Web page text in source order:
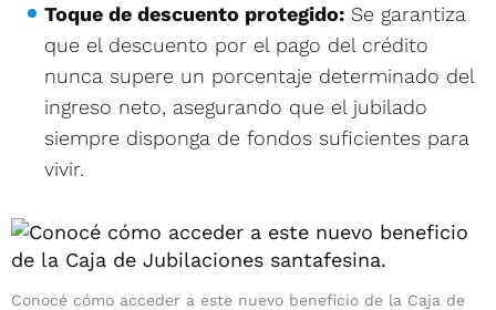
Toque de descuento protegido: Se garantiza
que el descuento por el pago del crédito
nunca supere un porcentaje determinado del
ingreso neto, asegurando que el jubilado
siempre disponga de fondos suficientes para
vivir.
Conocé cómo acceder a este nuevo beneficio de la Caja de